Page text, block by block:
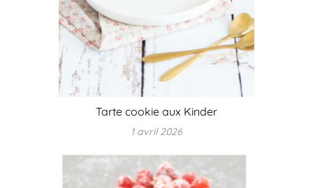
Tarte cookie aux Kinder
1 avril 2026